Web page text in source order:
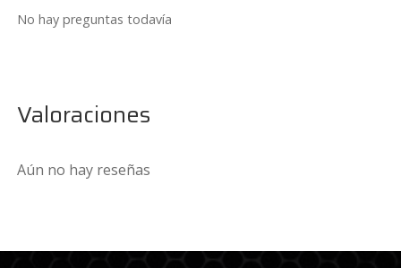
No hay preguntas todavía
Valoraciones
Aún no hay reseñas